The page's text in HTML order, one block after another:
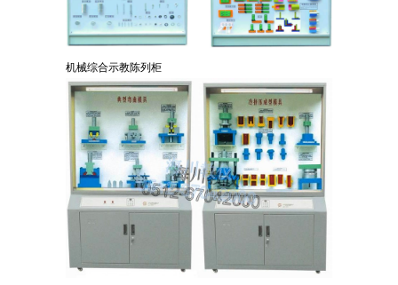
机械综合示教陈列柜